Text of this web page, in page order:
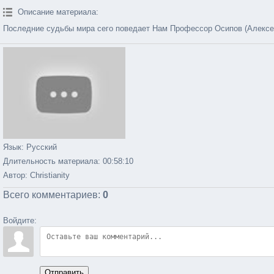
Описание материала:
Последние судьбы мира сего поведает Нам Профессор Осипов
Язык: Русский
Длительность материала: 00:58:10
Автор: Christianity
Всего комментариев: 0
Войдите: